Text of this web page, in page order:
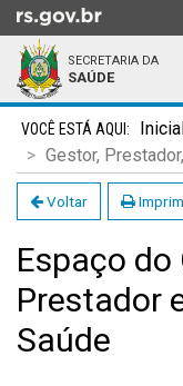
para
conteúdo
menu
para
busca
SECRETARIA DA
SAÚDE
Início
conteúdo
Gestor,
Voltar
Espaço do
Prestador
Saúde